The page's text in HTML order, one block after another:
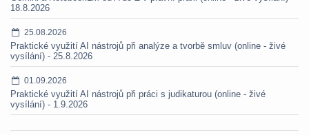
18.8.2026
25.08.2026
Praktické využití AI nástrojů při analýze a tvorbě smluv (online - živé
vysílání) - 25.8.2026
01.09.2026
Praktické využití AI nástrojů při práci s judikaturou (online - živé
vysílání) - 1.9.2026